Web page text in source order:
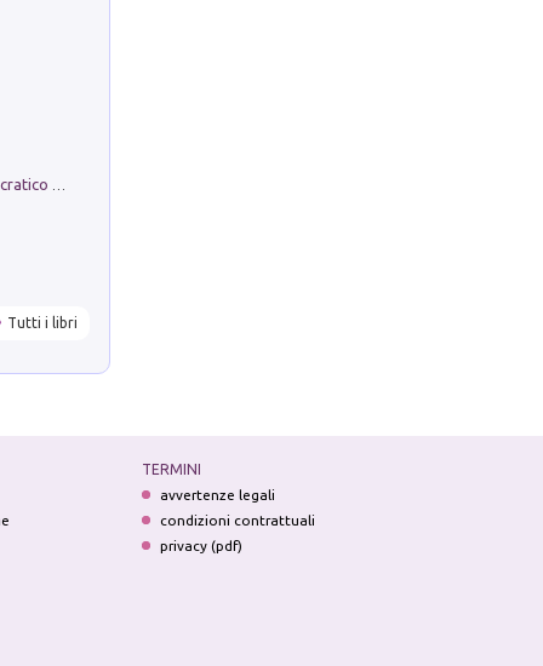
Tutti i libri
TERMINI
avvertenze legali
condizioni contrattuali
privacy (pdf)